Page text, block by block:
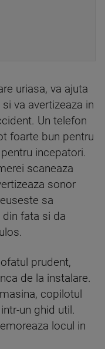
uriasa, va ajuta
va avertizeaza in
Un telefon
foarte bun pentru
incepatori.
scaneaza
sonor
sa
fata si da
prudent,
de la instalare.
copilotul
un ghid util.
locul in